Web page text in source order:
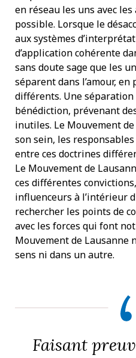
en réseau les uns avec
possible. Lorsque le
aux systèmes
d’application cohérente
sans doute sage que les
séparent dans l’amour,
différents. Une
bénédiction, prévenant
inutiles. Le Mouvement de
son sein, les
entre ces doctrines
Le Mouvement de
ces différentes
influenceurs à l’intérieur
rechercher les points de
avec les forces qui font
Mouvement de Lausanne
sens ni dans un autre.
Faisant